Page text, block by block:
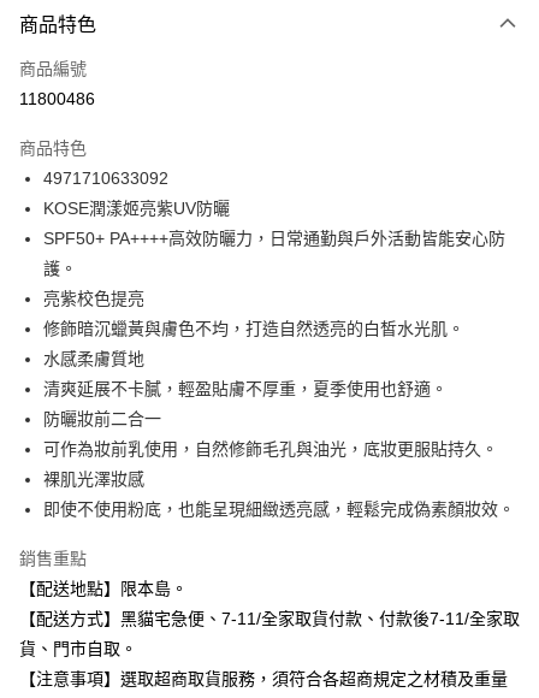
信用卡一次付款
信用卡分期付款
合作金庫商業銀行
華南商業銀行
上海商業儲蓄銀行
國泰世華商業銀行
兆豐國際商業銀行
臺灣中小企業銀行
匯豐（台灣）商業銀行
聯邦商業銀行
元大商業銀行
永豐商業銀行
玉山商業銀行
台新國際商業銀行
中國信託商業銀行
台灣樂天信用卡公司
LINE Pay
Apple Pay
街口支付
Google Pay
大哥付你分期
相關說明
1.本服務由台灣大哥大提供，台灣大哥大用戶可立即使用無須另外申請。
2.付款方式選擇「大哥付你分期」，訂單成立後會自動跳轉到大哥付的交易
流程，驗證手機門號後，選擇欲分期的期數、繳款截止日，確認付款後即完
成交易。
3.實際核准額度、可分期數及費用金額請依後續交易確認頁面所載為準。
消。如遇「轉專審核」未通過狀況，表示未達大哥付你分期系統評分，恕無
ATM付款
運送方式
全家取貨付款
每筆NT$100，滿NT$899(含以上)免運費
商品特色
商品編號
11800486
商品特色
4971710633092
KOSE潤漾姬亮紫UV防曬
SPF50+ PA++++高效防曬力，日常通勤與戶外活動皆能安心防
護。
亮紫校色提亮
修飾暗沉蠟黃與膚色不均，打造自然透亮的白皙水光肌。
水感柔膚質地
清爽延展不卡膩，輕盈貼膚不厚重，夏季使用也舒適。
防曬妝前二合一
可作為妝前乳使用，自然修飾毛孔與油光，底妝更服貼持久。
裸肌光澤妝感
即使不使用粉底，也能呈現細緻透亮感，輕鬆完成偽素顏妝效。
銷售重點
【配送地點】限本島。
【配送方式】黑貓宅急便、7-11/全家取貨付款、付款後7-11/全家取
貨、門市自取。
【注意事項】選取超商取貨服務，須符合各超商規定之材積及重量